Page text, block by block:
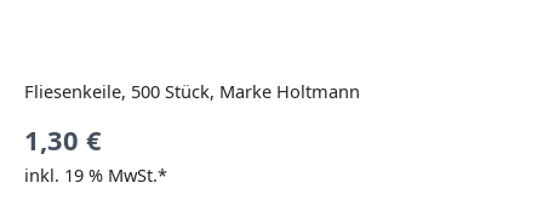
Fliesenkeile, 500 Stück, Marke Holtmann
1,30 €
inkl. 19 % MwSt.*